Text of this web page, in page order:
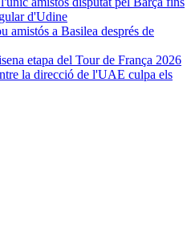
amistós a Basilea després de
la direcció de l'UAE culpa els